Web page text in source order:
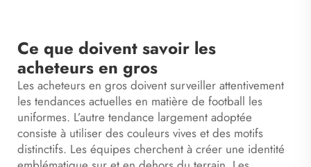
Ce que doivent savoir les
acheteurs en gros
Les acheteurs en gros doivent surveiller attentivement
les tendances actuelles en matière de football les
uniformes. L’autre tendance largement adoptée
consiste à utiliser des couleurs vives et des motifs
distinctifs. Les équipes cherchent à créer une identité